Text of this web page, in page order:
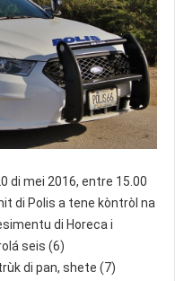
di mei 2016, entre 15.00
di Polis a tene kòntròl na
di Horeca i
seis (6)
di pan, shete (7)